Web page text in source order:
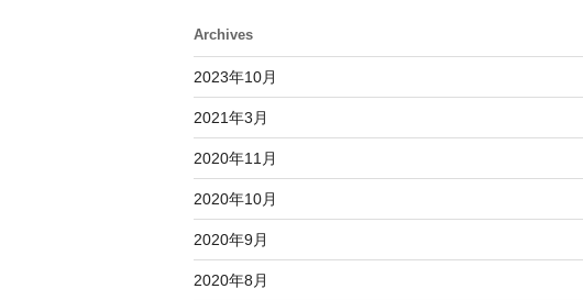
机
器
人
X
月
兔”
Archives
2023年10月
2021年3月
2020年11月
2020年10月
2020年9月
2020年8月